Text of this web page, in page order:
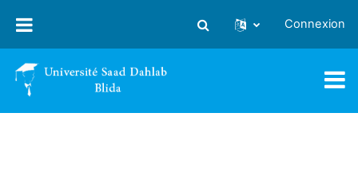
Activer/désactiver la saisie
Connexion